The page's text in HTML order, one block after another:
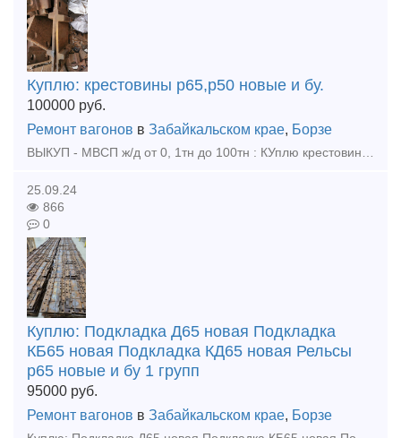
Куплю: крестовины р65,р50 новые и бу.
100000 руб.
Ремонт вагонов в Забайкальском крае, Борзе
ВЫКУП - МВСП ж/д от 0, 1тн до 100тн : КУплю крестовины р65 р50 , любой обьем! Куплю - подкладки КБ65, КД65, Д65, ДН6-65, СК65, СД65 новые, бу Куплю - накладки 1р65, 2р65 новые, бу Куплю
25.09.24
866
0
Куплю: Подкладка Д65 новая Подкладка
КБ65 новая Подкладка КД65 новая Рельсы
р65 новые и бу 1 групп
95000 руб.
Ремонт вагонов в Забайкальском крае, Борзе